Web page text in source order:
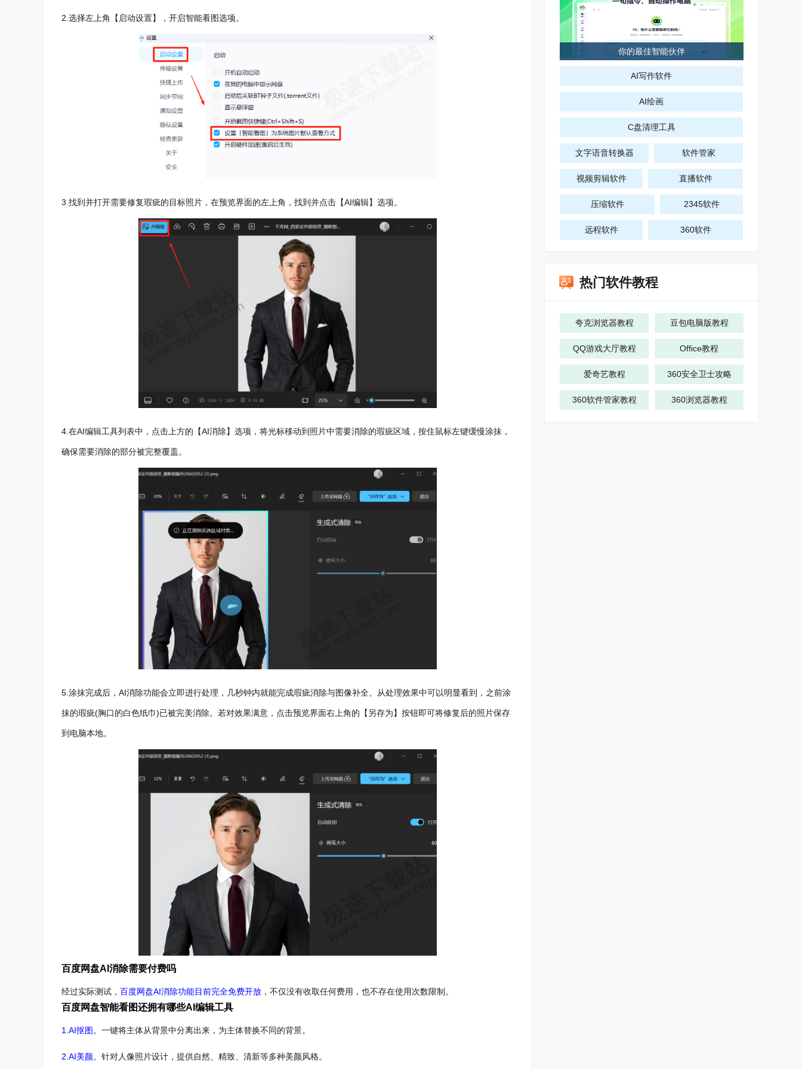
2.选择左上角【启动设置】，开启智能看图选项。
3.找到并打开需要修复瑕疵的目标照片，在预览界面的左上角，找到并点击【AI编辑】选项。
4.在AI编辑工具列表中，点击上方的【AI消除】选项，将光标移动到照片中需要消除的瑕疵区域，按住鼠标左键缓慢涂抹，
确保需要消除的部分被完整覆盖。
5.涂抹完成后，AI消除功能会立即进行处理，几秒钟内就能完成瑕疵消除与图像补全。从处理效果中可以明显看到，之前涂
抹的瑕疵(胸口的白色纸巾)已被完美消除。若对效果满意，点击预览界面右上角的【另存为】按钮即可将修复后的照片保存
到电脑本地。
百度网盘AI消除需要付费吗
经过实际测试， 百度网盘AI消除功能目前完全免费开放 ，不仅没有收取任何费用，也不存在使用次数限制。
百度网盘智能看图还拥有哪些AI编辑工具
1.AI抠图。 一键将主体从背景中分离出来，为主体替换不同的背景。
2.AI美颜。 针对人像照片设计，提供自然、精致、清新等多种美颜风格。
你的最佳智能伙伴
AI写作软件
AI绘画
C盘清理工具
文字语音转换器 软件管家
视频剪辑软件 直播软件
压缩软件 2345软件
远程软件 360软件
热门软件教程
夸克浏览器教程 豆包电脑版教程
QQ游戏大厅教程 Office教程
爱奇艺教程 360安全卫士攻略
360软件管家教程 360浏览器教程